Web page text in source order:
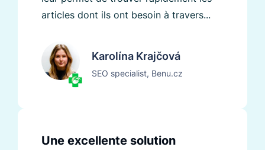
articles dont ils ont besoin à travers...
Karolína Krajčová
SEO specialist, Benu.cz
Une excellente solution